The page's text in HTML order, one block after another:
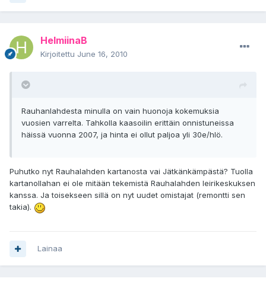
HelmiinaB
Kirjoitettu June 16, 2010
Rauhanlahdesta minulla on vain huonoja kokemuksia
vuosien varrelta. Tahkolla kaasoilin erittäin onnistuneissa
häissä vuonna 2007, ja hinta ei ollut paljoa yli 30e/hlö.
Puhutko nyt Rauhalahden kartanosta vai Jätkänkämpästä? Tuolla
kartanollahan ei ole mitään tekemistä Rauhalahden leirikeskuksen
kanssa. Ja toisekseen sillä on nyt uudet omistajat (remontti sen
takia).
Lainaa